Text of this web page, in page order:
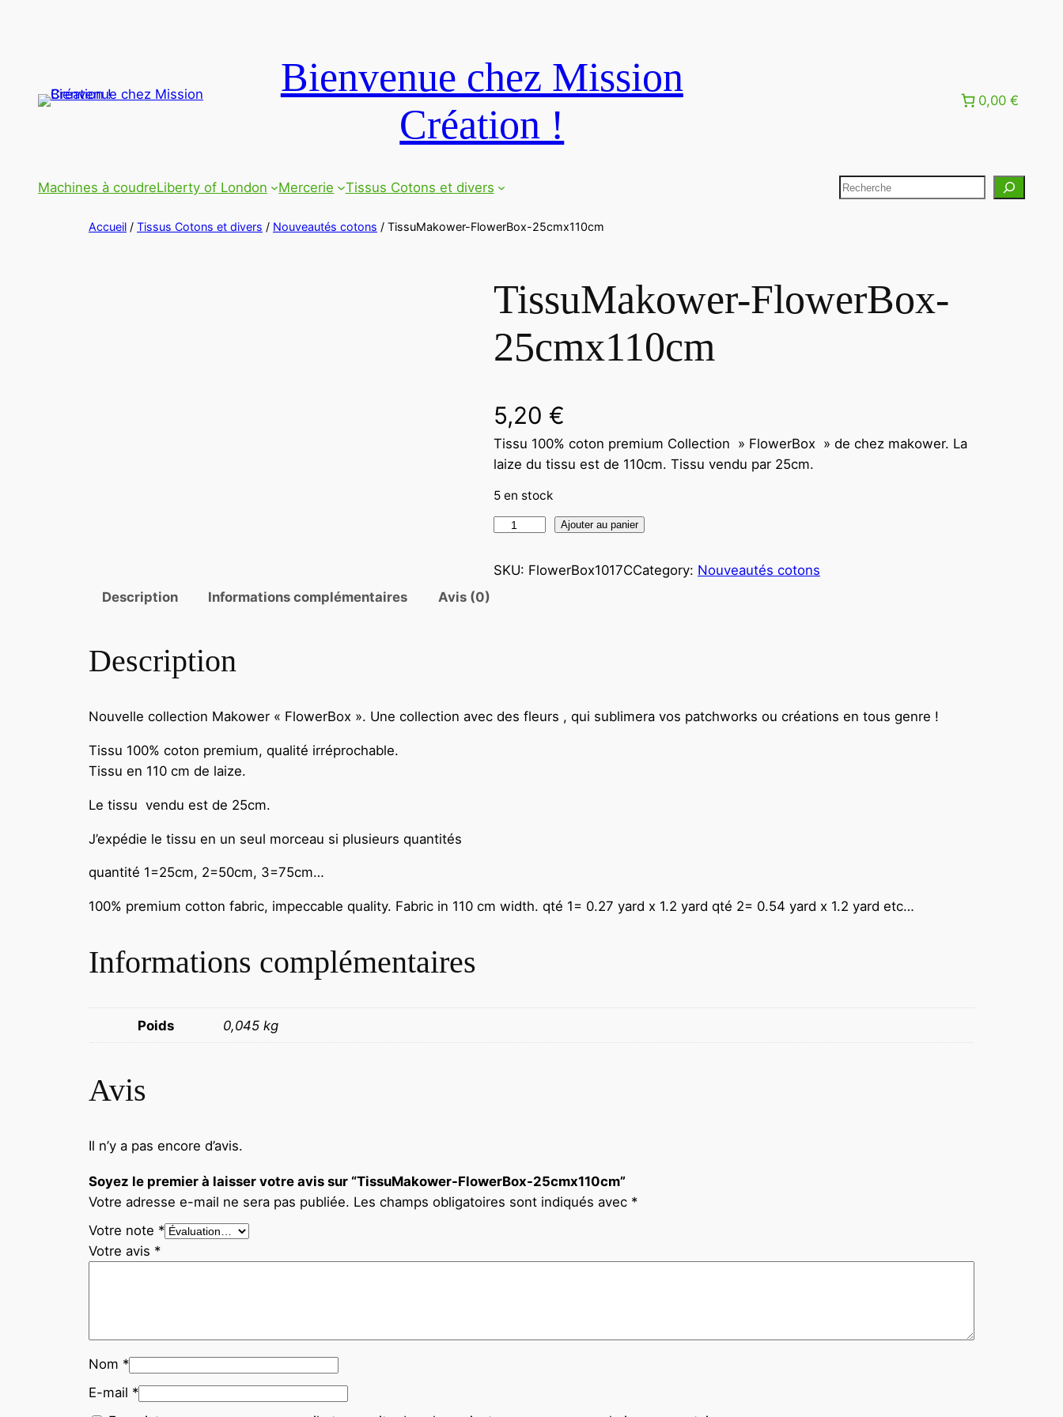
Bienvenue chez Mission
Création !
0,00 €
Machines à coudreLiberty of London Mercerie Tissus Cotons et divers
Accueil / Tissus Cotons et divers / Nouveautés cotons / TissuMakower-FlowerBox-25cmx110cm
TissuMakower-FlowerBox-
25cmx110cm
5,20 €
Tissu 100% coton premium Collection » FlowerBox » de chez makower. La
laize du tissu est de 110cm. Tissu vendu par 25cm.
5 en stock
Ajouter au panier
SKU: FlowerBox1017CCategory: Nouveautés cotons
Description
Informations complémentaires Avis (0)
Description
Nouvelle collection Makower « FlowerBox ». Une collection avec des fleurs , qui sublimera vos patchworks ou créations en tous genre !
Tissu 100% coton premium, qualité irréprochable.
Tissu en 110 cm de laize.
Le tissu vendu est de 25cm.
J’expédie le tissu en un seul morceau si plusieurs quantités
quantité 1=25cm, 2=50cm, 3=75cm…
100% premium cotton fabric, impeccable quality. Fabric in 110 cm width. qté 1= 0.27 yard x 1.2 yard qté 2= 0.54 yard x 1.2 yard etc…
Informations complémentaires
Poids 0,045 kg
Avis
Il n’y a pas encore d’avis.
Soyez le premier à laisser votre avis sur “TissuMakower-FlowerBox-25cmx110cm”
Votre adresse e-mail ne sera pas publiée. Les champs obligatoires sont indiqués avec *
Votre note *
Votre avis *
Nom *
E-mail *